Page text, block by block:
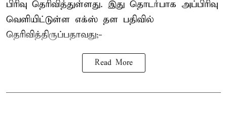
பிரிவு தெரிவித்துள்ளது. இது தொடர்பாக அப்பிரிவு
வெளியிட்டுள்ள எக்ஸ் தள பதிவில்
தெரிவித்திருப்பதாவது;-
Read More